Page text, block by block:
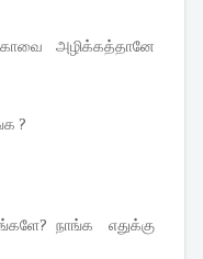
அழிக்கத்தானே
?
நாங்க எதுக்கு